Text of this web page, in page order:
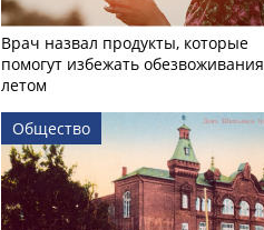
Врач назвал продукты, которые
помогут избежать обезвоживания
летом
Общество